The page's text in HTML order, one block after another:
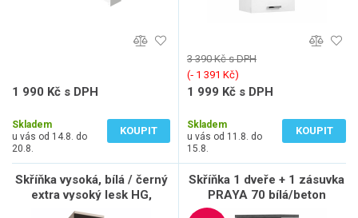
1 990 Kč s DPH
Skladem
u vás od 14.8. do
20.8.
KOUPIT
3 390 Kč s DPH
(‐ 1 391 Kč)
1 999 Kč s DPH
Skladem
u vás od 11.8. do
15.8.
KOUPIT
Skříňka vysoká, bílá / černý
extra vysoký lesk HG,
MASON BL11
Skříňka 1 dveře + 1 zásuvka
PRAYA 70 bílá/beton